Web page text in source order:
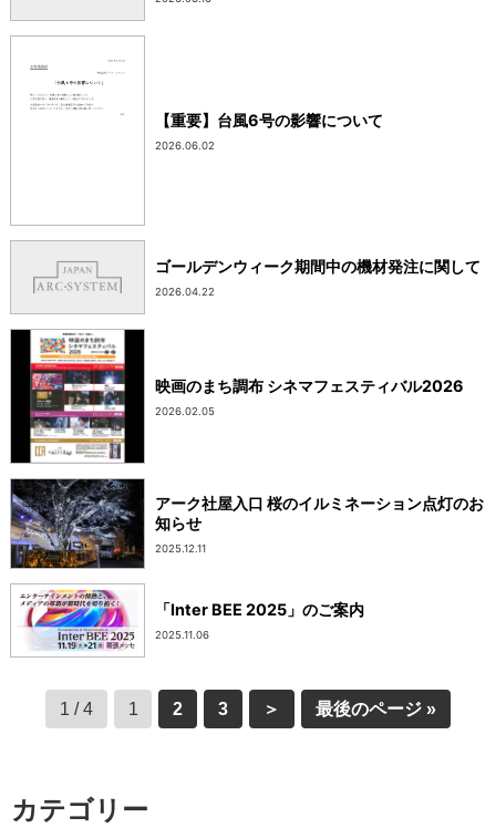
【重要】台風6号の影響について
2026.06.02
ゴールデンウィーク期間中の機材発注に関して
2026.04.22
映画のまち調布 シネマフェスティバル2026
2026.02.05
アーク社屋入口 桜のイルミネーション点灯のお
知らせ
2025.12.11
「Inter BEE 2025」のご案内
2025.11.06
1 / 4 1 2 3 ＞ 最後のページ »
カテゴリー